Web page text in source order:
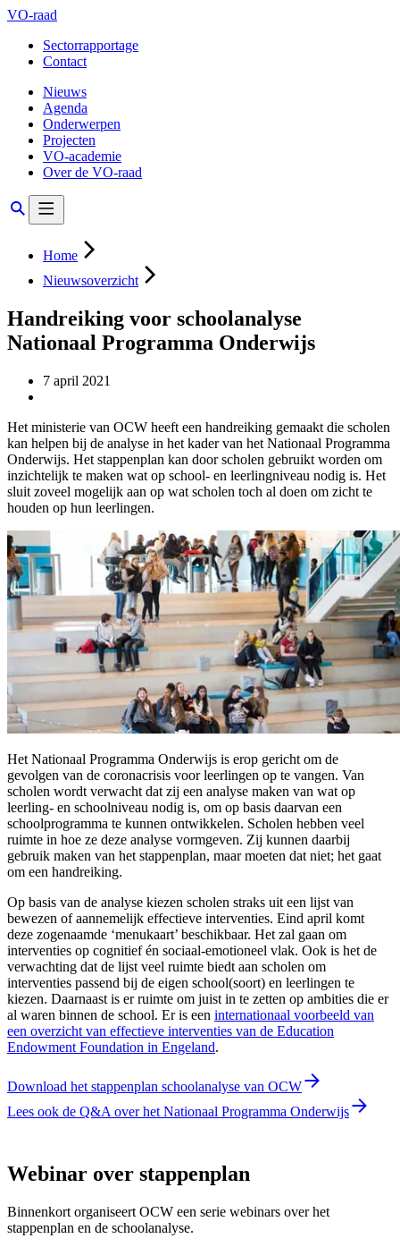
VO-raad
Sectorrapportage
Contact
Nieuws
Agenda
Onderwerpen
Projecten
VO-academie
Over de VO-raad
Home
Nieuwsoverzicht
Handreiking voor schoolanalyse
Nationaal Programma Onderwijs
7 april 2021
Het ministerie van OCW heeft een handreiking gemaakt die scholen
kan helpen bij de analyse in het kader van het Nationaal Programma
Onderwijs. Het stappenplan kan door scholen gebruikt worden om
inzichtelijk te maken wat op school- en leerlingniveau nodig is. Het
sluit zoveel mogelijk aan op wat scholen toch al doen om zicht te
houden op hun leerlingen.
Het Nationaal Programma Onderwijs is erop gericht om de
gevolgen van de coronacrisis voor leerlingen op te vangen. Van
scholen wordt verwacht dat zij een analyse maken van wat op
leerling- en schoolniveau nodig is, om op basis daarvan een
schoolprogramma te kunnen ontwikkelen. Scholen hebben veel
ruimte in hoe ze deze analyse vormgeven. Zij kunnen daarbij
gebruik maken van het stappenplan, maar moeten dat niet; het gaat
om een handreiking.
Op basis van de analyse kiezen scholen straks uit een lijst van
bewezen of aannemelijk effectieve interventies. Eind april komt
deze zogenaamde ‘menukaart’ beschikbaar. Het zal gaan om
interventies op cognitief én sociaal-emotioneel vlak. Ook is het de
verwachting dat de lijst veel ruimte biedt aan scholen om
interventies passend bij de eigen school(soort) en leerlingen te
kiezen. Daarnaast is er ruimte om juist in te zetten op ambities die er
al waren binnen de school. Er is een internationaal voorbeeld van
een overzicht van effectieve interventies van de Education
Endowment Foundation in Engeland.
Download het stappenplan schoolanalyse van OCW
Lees ook de Q&A over het Nationaal Programma Onderwijs
Webinar over stappenplan
Binnenkort organiseert OCW een serie webinars over het
stappenplan en de schoolanalyse.